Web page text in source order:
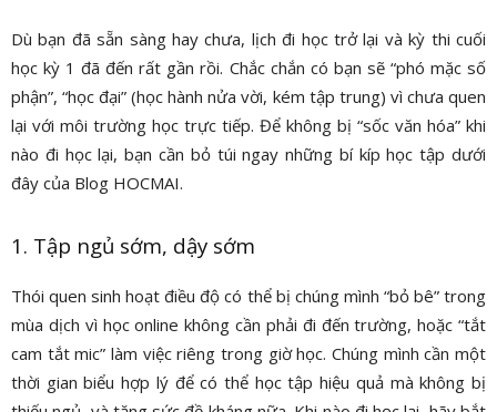
Dù bạn đã sẵn sàng hay chưa, lịch đi học trở lại và kỳ thi cuối
học kỳ 1 đã đến rất gần rồi. Chắc chắn có bạn sẽ “phó mặc số
phận”, “học đại” (học hành nửa vời, kém tập trung) vì chưa quen
lại với môi trường học trực tiếp. Để không bị “sốc văn hóa” khi
nào đi học lại, bạn cần bỏ túi ngay những bí kíp học tập dưới
đây của Blog HOCMAI.
1. Tập ngủ sớm, dậy sớm
Thói quen sinh hoạt điều độ có thể bị chúng mình “bỏ bê” trong
mùa dịch vì học online không cần phải đi đến trường, hoặc “tắt
cam tắt mic” làm việc riêng trong giờ học. Chúng mình cần một
thời gian biểu hợp lý để có thể học tập hiệu quả mà không bị